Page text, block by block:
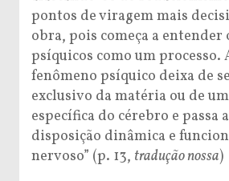
pontos de viragem mais
obra, pois começa a entender
psíquicos como um processo.
fenômeno psíquico deixa de
exclusivo da matéria ou de
específica do cérebro e passa
disposição dinâmica e
nervoso” (p. 13, tradução nossa)